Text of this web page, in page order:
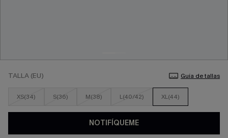
TALLA (EU) Guía de tallas
XS(34) S(36) M(38) L(40/42) XL(44)
NOTIFÍQUEME